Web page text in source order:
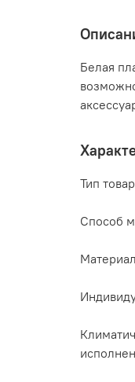
Белая
Тип
Способ